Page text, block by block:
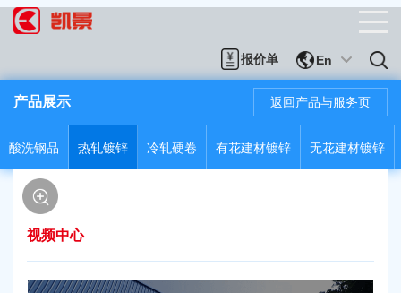
报价单 En
产品展示
酸洗钢品 热轧镀锌 冷轧硬卷 有花建材镀锌 无花建材镀锌
返回产品与服务页
视频中心